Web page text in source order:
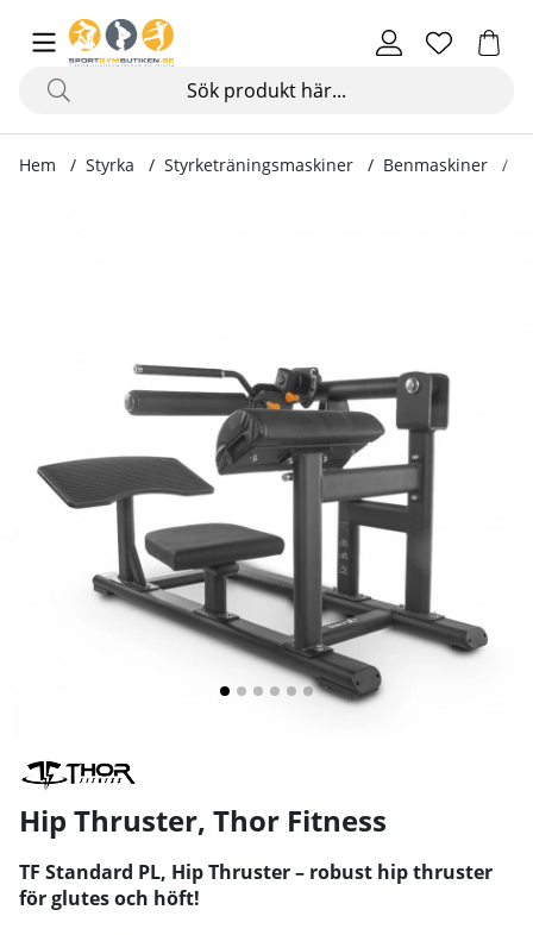
Hem Styrka Styrketräningsmaskiner Benmaskiner
Hip Thruster, Thor Fitness
TF Standard PL, Hip Thruster – robust hip thruster
för glutes och höft!